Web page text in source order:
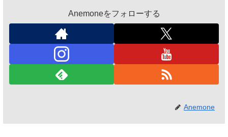
Anemoneをフォローする
Anemone